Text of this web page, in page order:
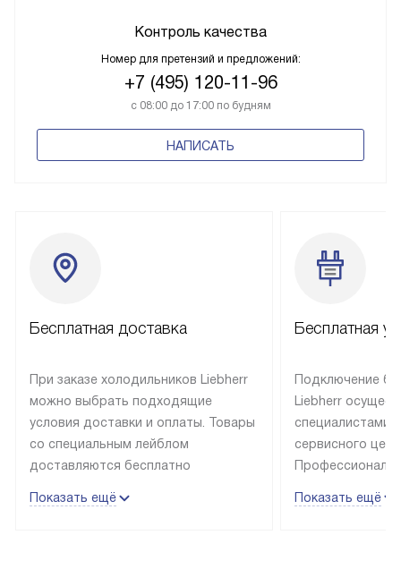
Контроль качества
Номер для претензий и предложений:
+7 (495) 120-11-96
с 08:00 до 17:00 по будням
НАПИСАТЬ
Бесплатная доставка
При заказе холодильников Liebherr
можно выбрать подходящие
условия доставки и оплаты. Товары
со специальным лейблом
доставляются бесплатно
до подъезда, выезд за МКАД
Показать ещё
Бесплатная
Подключение
Liebherr
специалистами
сервисного
эксплуатации
Показать ещё